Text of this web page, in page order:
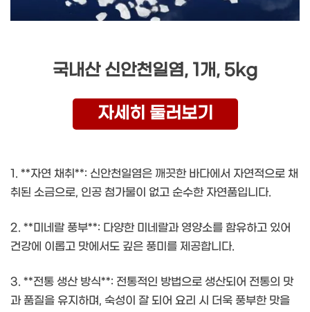
국내산 신안천일염, 1개, 5kg
자세히 둘러보기
1. **자연 채취**: 신안천일염은 깨끗한 바다에서 자연적으로 채
취된 소금으로, 인공 첨가물이 없고 순수한 자연품입니다.
2. **미네랄 풍부**: 다양한 미네랄과 영양소를 함유하고 있어
건강에 이롭고 맛에서도 깊은 풍미를 제공합니다.
3. **전통 생산 방식**: 전통적인 방법으로 생산되어 전통의 맛
과 품질을 유지하며, 숙성이 잘 되어 요리 시 더욱 풍부한 맛을